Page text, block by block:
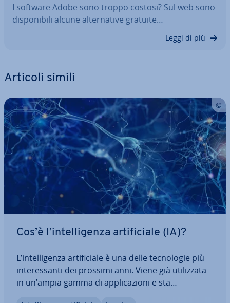
I software Adobe sono troppo costosi? Sul web sono
di­spo­ni­bi­li alcune al­ter­na­ti­ve gratuite…
Leggi di più
Articoli simili
Cos’è l’in­tel­li­gen­za ar­ti­fi­cia­le (IA)?
L’in­tel­li­gen­za ar­ti­fi­cia­le è una delle tec­no­lo­gie più
in­te­res­san­ti dei prossimi anni. Viene già uti­liz­za­ta
in un’ampia gamma di ap­pli­ca­zio­ni e sta